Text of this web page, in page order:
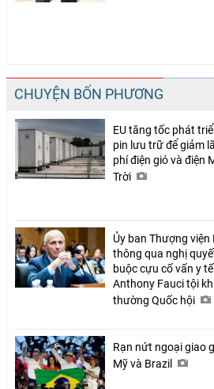
CHUYỆN BỐN PHƯƠNG
EU tăng tốc phát
pin lưu trữ để giảm
phí điện gió và điện
Trời
Ủy ban Thượng viện
thông qua nghị
buộc cựu cố vấn y tế
Anthony Fauci tội
thường Quốc hội
Rạn nứt ngoại giao
Mỹ và Brazil